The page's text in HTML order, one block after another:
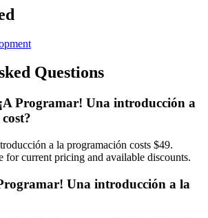
Questions
Programar! Una introducción a
a la programación costs $49.
for current pricing and available discounts.
Una introducción a la